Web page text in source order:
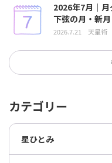
2026年7月｜月
下弦の月・新月
2026.7.21 天星術
カテゴリー
星ひとみ